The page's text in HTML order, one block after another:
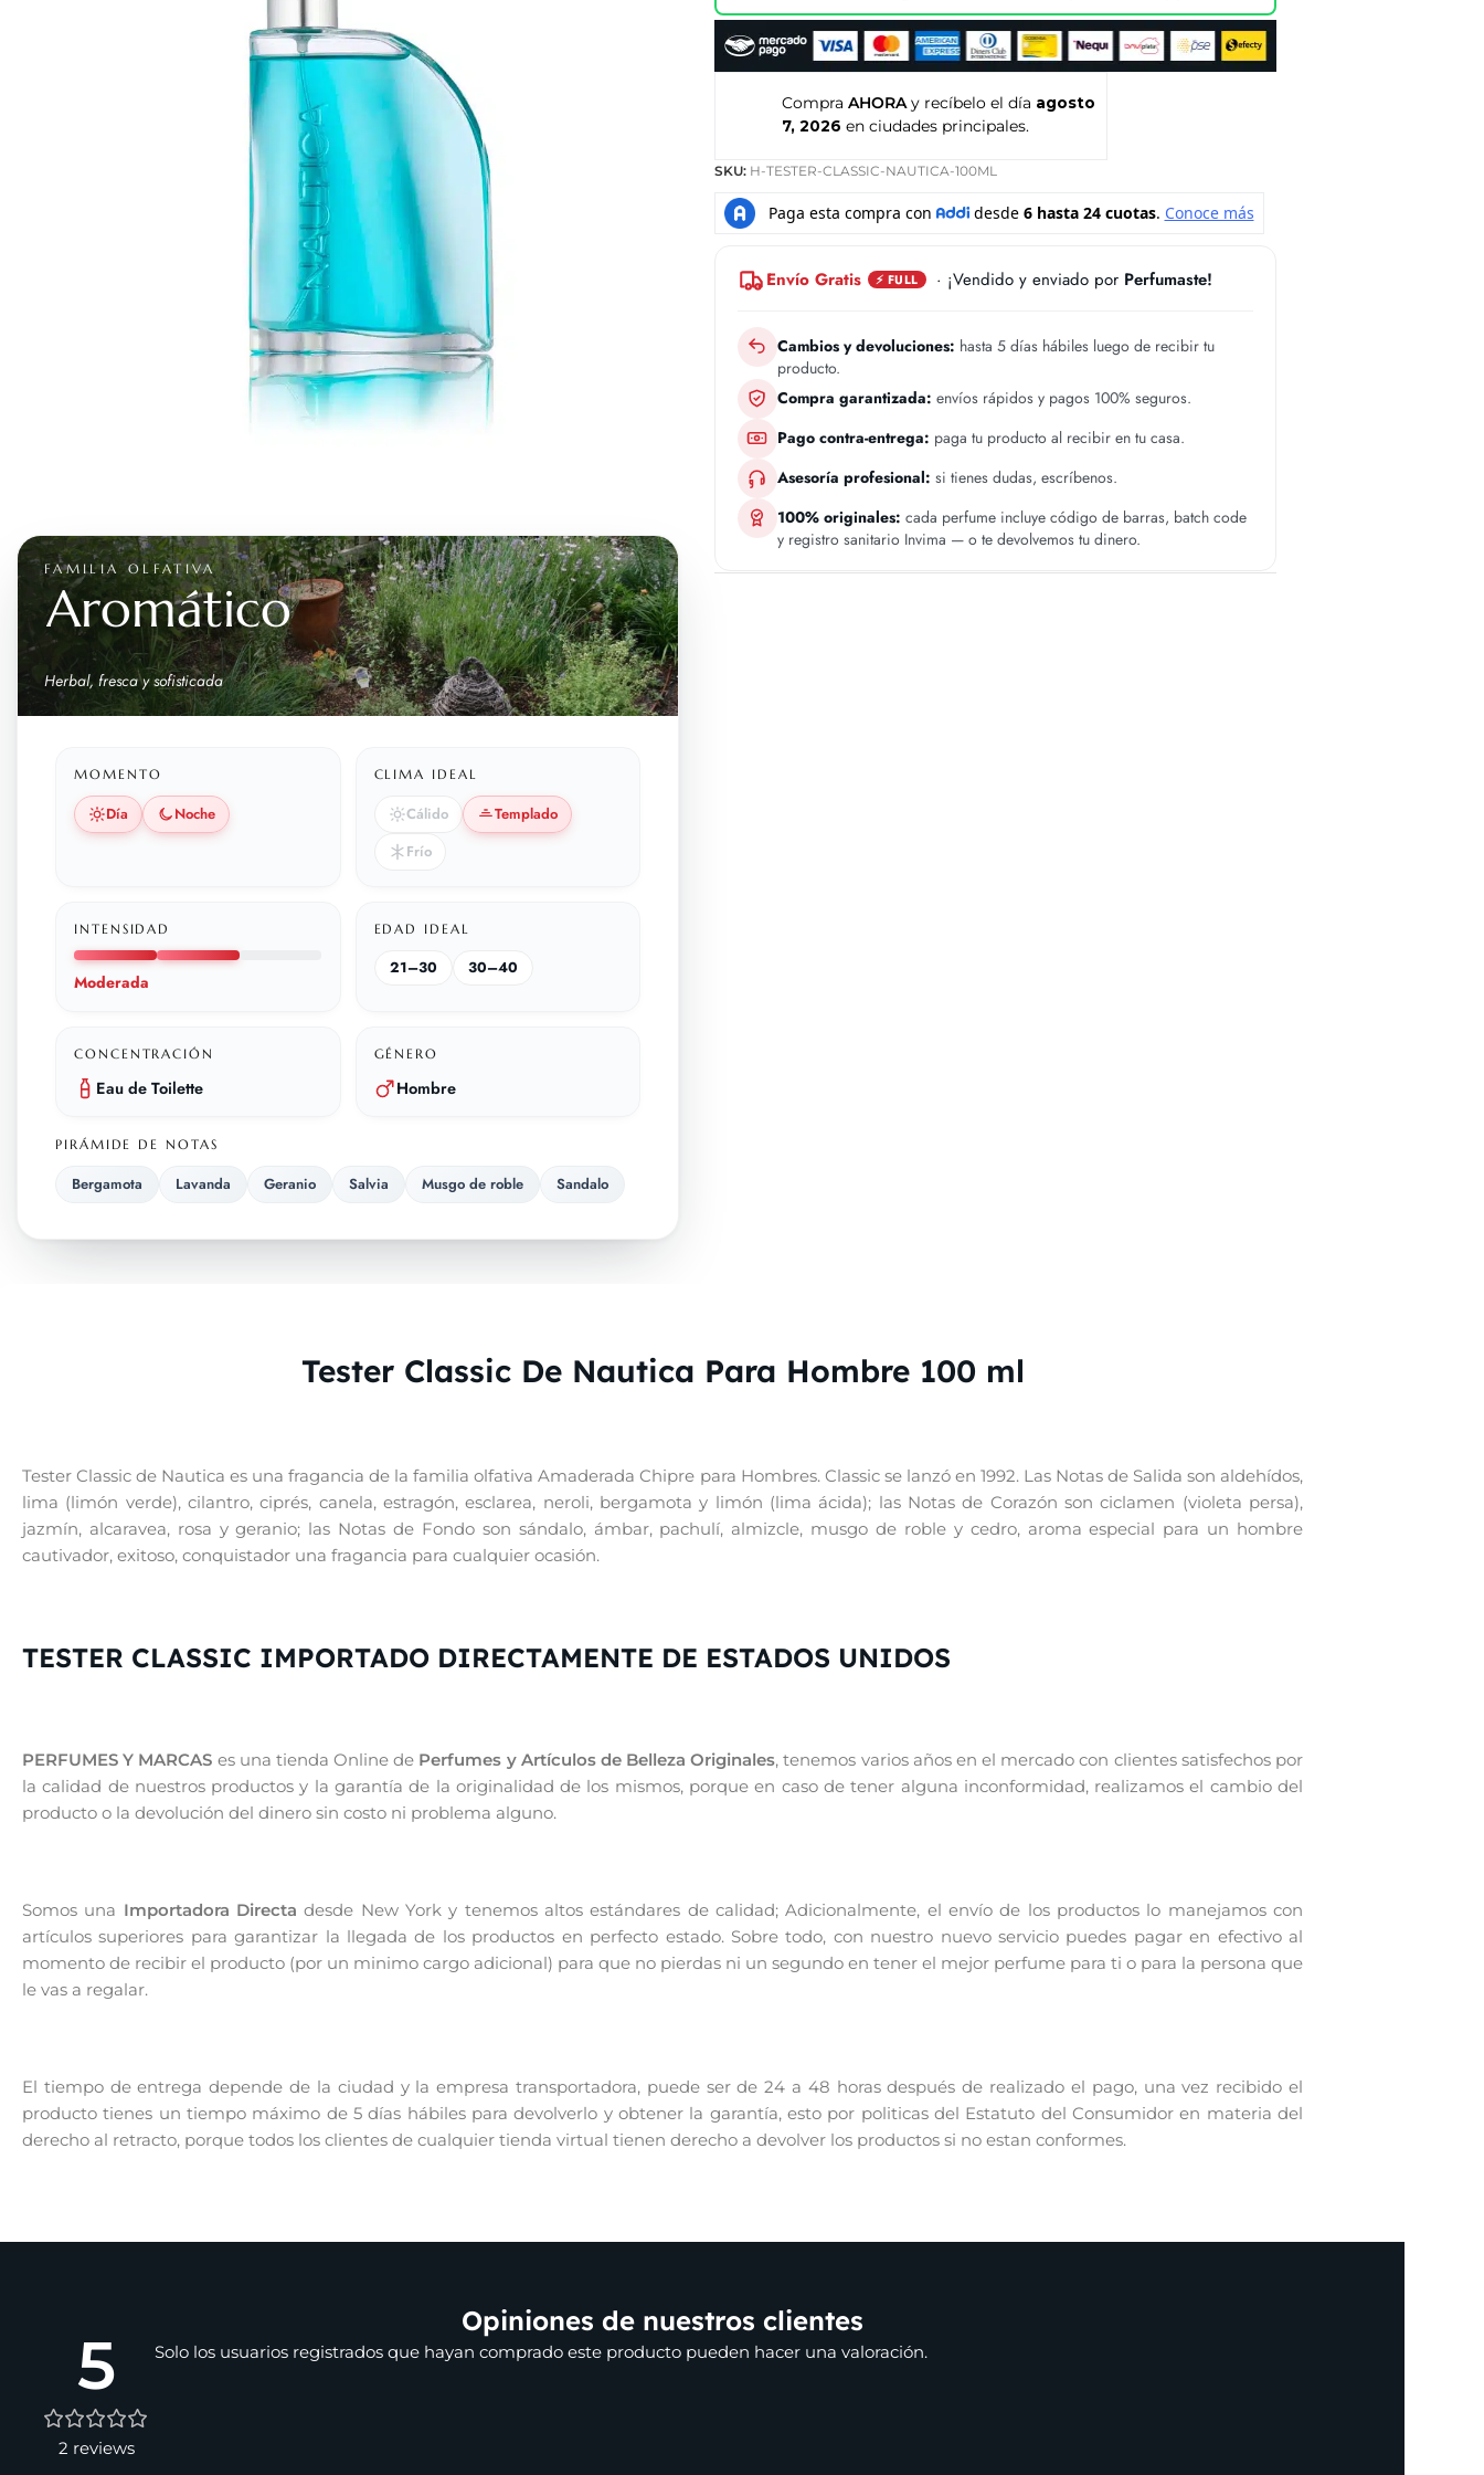
FAMILIA OLFATIVA
Aromático
Herbal, fresca y sofisticada
MOMENTO
Día Noche
CLIMA IDEAL
Cálido
Templado
Frío
INTENSIDAD
Moderada
EDAD IDEAL
21–30 30–40
CONCENTRACIÓN
Eau de Toilette
GÉNERO
Hombre
PIRÁMIDE DE NOTAS
Bergamota Lavanda Geranio Salvia Musgo de roble Sandalo
Compra AHORAy recíbelo el día agosto
7, 2026 en ciudades principales.
SKU: H-TESTER-CLASSIC-NAUTICA-100ML
Envío Gratis ⚡ FULL · ¡Vendido y enviado por Perfumaste!
Cambios y devoluciones: hasta 5 días hábiles luego de recibir tu
producto.
Compra garantizada: envíos rápidos y pagos 100% seguros.
Pago contra-entrega: paga tu producto al recibir en tu casa.
Asesoría profesional: si tienes dudas, escríbenos.
100% originales: cada perfume incluye código de barras, batch code
y registro sanitario Invima — o te devolvemos tu dinero.
Tester Classic De Nautica Para Hombre 100 ml
Tester Classic de Nautica es una fragancia de la familia olfativa Amaderada Chipre para Hombres. Classic se lanzó en 1992. Las Notas de Salida son aldehídos,
lima (limón verde), cilantro, ciprés, canela, estragón, esclarea, neroli, bergamota y limón (lima ácida); las Notas de Corazón son ciclamen (violeta persa),
jazmín, alcaravea, rosa y geranio; las Notas de Fondo son sándalo, ámbar, pachulí, almizcle, musgo de roble y cedro, aroma especial para un hombre
cautivador, exitoso, conquistador una fragancia para cualquier ocasión.
TESTER CLASSIC IMPORTADO DIRECTAMENTE DE ESTADOS UNIDOS
PERFUMES Y MARCAS es una tienda Online de Perfumes y Artículos de Belleza Originales, tenemos varios años en el mercado con clientes satisfechos por
la calidad de nuestros productos y la garantía de la originalidad de los mismos, porque en caso de tener alguna inconformidad, realizamos el cambio del
producto o la devolución del dinero sin costo ni problema alguno.
Somos una Importadora Directa desde New York y tenemos altos estándares de calidad; Adicionalmente, el envío de los productos lo manejamos con
artículos superiores para garantizar la llegada de los productos en perfecto estado. Sobre todo, con nuestro nuevo servicio puedes pagar en efectivo al
momento de recibir el producto (por un minimo cargo adicional) para que no pierdas ni un segundo en tener el mejor perfume para ti o para la persona que
le vas a regalar.
El tiempo de entrega depende de la ciudad y la empresa transportadora, puede ser de 24 a 48 horas después de realizado el pago, una vez recibido el
producto tienes un tiempo máximo de 5 días hábiles para devolverlo y obtener la garantía, esto por politicas del Estatuto del Consumidor en materia del
derecho al retracto, porque todos los clientes de cualquier tienda virtual tienen derecho a devolver los productos si no estan conformes.
Opiniones de nuestros clientes
5
2 reviews
Solo los usuarios registrados que hayan comprado este producto pueden hacer una valoración.